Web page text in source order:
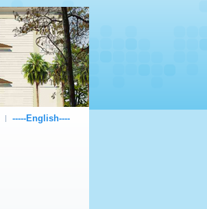
-----English----